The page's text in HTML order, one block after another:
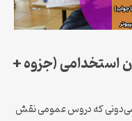
استخدامی (جزوه +
می‌دونی که دروس عمومی نقش